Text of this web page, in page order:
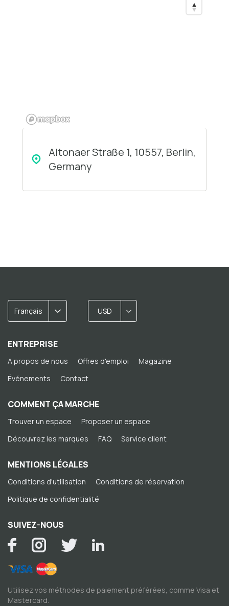
Altonaer Straße 1, 10557, Berlin,
Germany
Français USD
ENTREPRISE
A propos de nous Offres d'emploi
Magazine
Événements
Contact
COMMENT ÇA MARCHE
Trouver un espace
Proposer un espace
Découvrez les marques
FAQ Service client
MENTIONS LÉGALES
Conditions d'utilisation
Conditions de réservation
Politique de confidentialité
SUIVEZ-NOUS
Utilisez vos méthodes de paiement préférées, comme Visa et
Mastercard.